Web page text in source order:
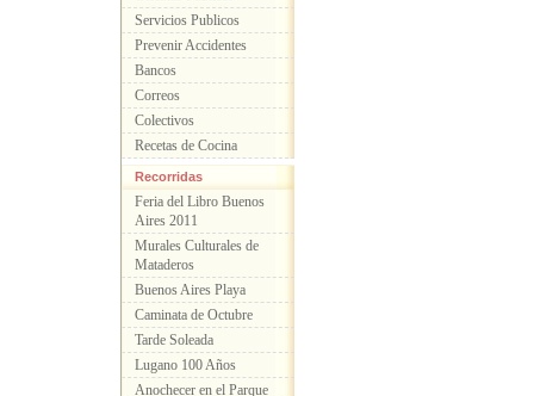
Servicios Publicos
Prevenir Accidentes
Bancos
Correos
Colectivos
Recetas de Cocina
Recorridas
Feria del Libro Buenos
Aires 2011
Murales Culturales de
Mataderos
Buenos Aires Playa
Caminata de Octubre
Tarde Soleada
Lugano 100 Años
Anochecer en el Parque